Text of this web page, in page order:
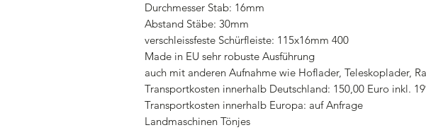
Durchmesser Stab: 16mm
Abstand Stäbe: 30mm
verschleissfeste Schürfleiste: 115x16mm 400
Made in EU sehr robuste Ausführung
auch mit anderen Aufnahme wie Hoflader, Teleskoplader,
Transportkosten innerhalb Deutschland: 150,00 Euro inkl.
Transportkosten innerhalb Europa: auf Anfrage
Landmaschinen Tönjes